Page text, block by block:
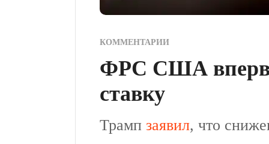
КОММЕНТАРИИ
ФРС США
ставку
Трамп заявил, что